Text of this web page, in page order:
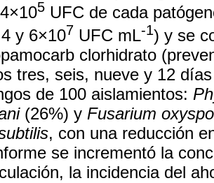
5 UFC de cada
y 6×107 UFC mL-1) y se
clorhidrato
tres, seis, nueve y 12
de 100 aislamientos:
(26%) y Fusarium
, con una reducción
se incrementó la
la incidencia del